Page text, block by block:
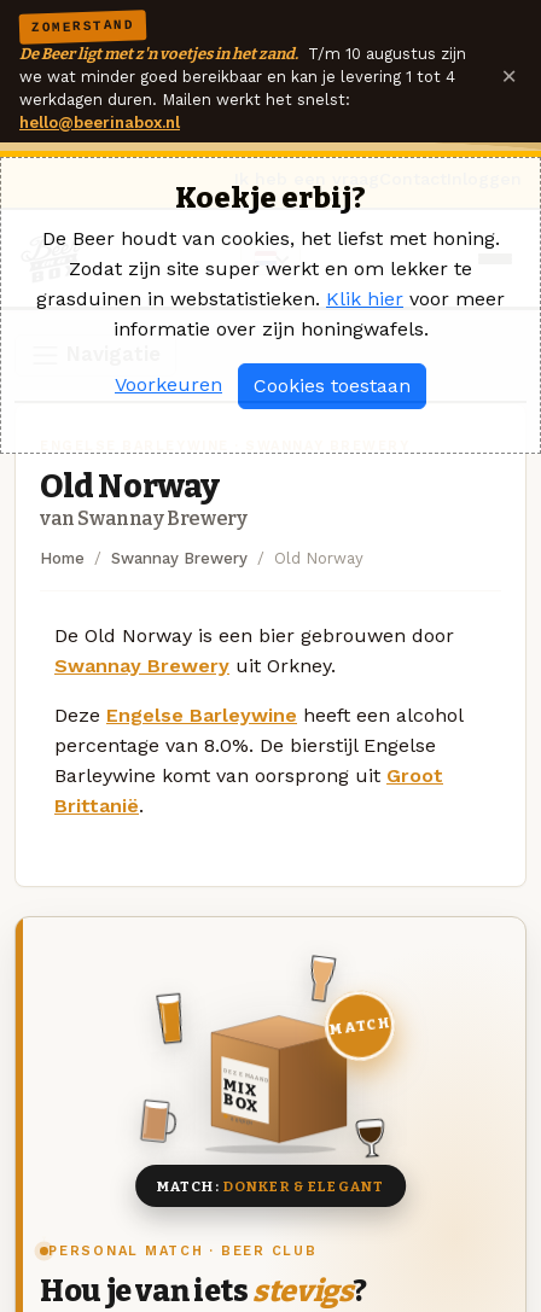
ZOMERSTAND
De Beer ligt met z'n voetjes in het zand. T/m 10 augustus zijn
we wat minder goed bereikbaar en kan je levering 1 tot 4
werkdagen duren. Mailen werkt het snelst:
hello@beerinabox.nl
×
Old Norway
van Swannay Brewery
Home Swannay Brewery Old Norway
De Old Norway is een bier gebrouwen door
Swannay Brewery uit Orkney.
Deze Engelse Barleywine heeft een alcohol
percentage van 8.0%. De bierstijl Engelse
Barleywine komt van oorsprong uit Groot
Brittanië.
PERSONAL MATCH · BEER CLUB
Hou je van ietsstevigs?
DEZE MAAND
MIX
BOX
8 BIEREN
MATCH
MATCH: DONKER & ELEGANT
Koekje erbij?
De Beer houdt van cookies, het liefst met honing.
Zodat zijn site super werkt en om lekker te
grasduinen in webstatistieken. Klik hier voor meer
informatie over zijn honingwafels.
Voorkeuren Cookies toestaan